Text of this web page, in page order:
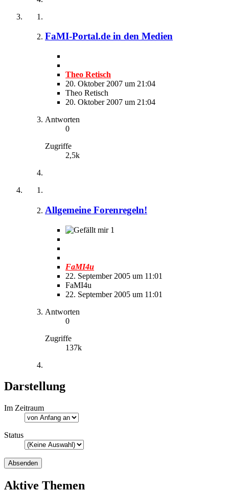
FaMI-Portal.de in den Medien
Theo Retisch
20. Oktober 2007 um 21:04
Theo Retisch
20. Oktober 2007 um 21:04
Antworten
0
Zugriffe
2,5k
Allgemeine Forenregeln!
1
FaMI4u
22. September 2005 um 11:01
FaMI4u
22. September 2005 um 11:01
Antworten
0
Zugriffe
137k
Darstellung
Im Zeitraum
Status
Aktive Themen